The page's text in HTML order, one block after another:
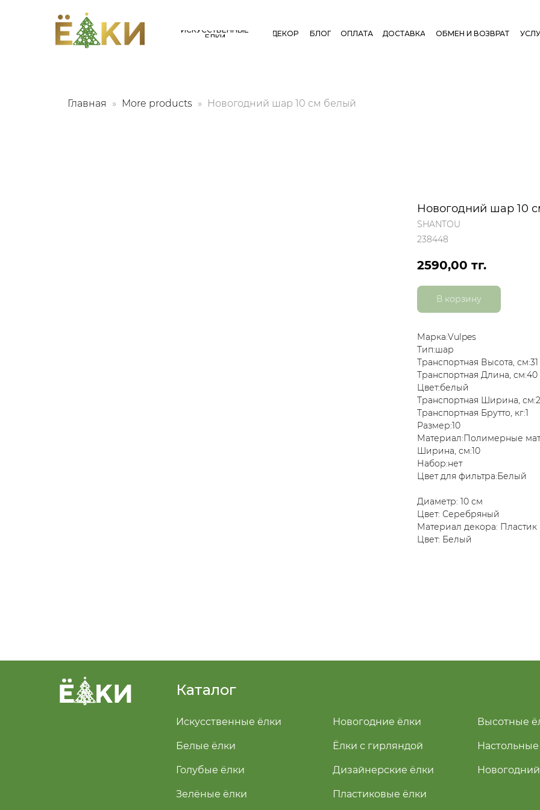
ОБМЕН И ВОЗВРАТ
ДОСТАВКА
ОПЛАТА
БЛОГ
ДЕКОР
ИСКУССТВЕННЫЕ
ЕЛКИ
Главная More products Новогодний шар 10 см белый
Новогодний шар 10
SHANTOU
238448
2590,00 тг.
В корзину
Марка:Vulpes
Тип:шар
Транспортная Высота, см:31
Транспортная Длина, см:40
Цвет:белый
Транспортная Ширина,
Транспортная Брутто, кг:1
Размер:10
Материал:Полимерные
Ширина, см:10
Набор:нет
Цвет для фильтра:Белый
Диаметр: 10 см
Цвет: Серебряный
Материал декора: Пластик
Цвет: Белый
Каталог
Искусственные ёлки
Белые ёлки
Голубые ёлки
Зелёные ёлки
Новогодние ёлки
Ёлки с гирляндой
Дизайнерские ёлки
Пластиковые ёлки
Высотные